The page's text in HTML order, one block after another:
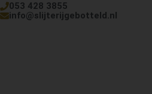
053 428 3855
info@slijterijgebotteld.nl